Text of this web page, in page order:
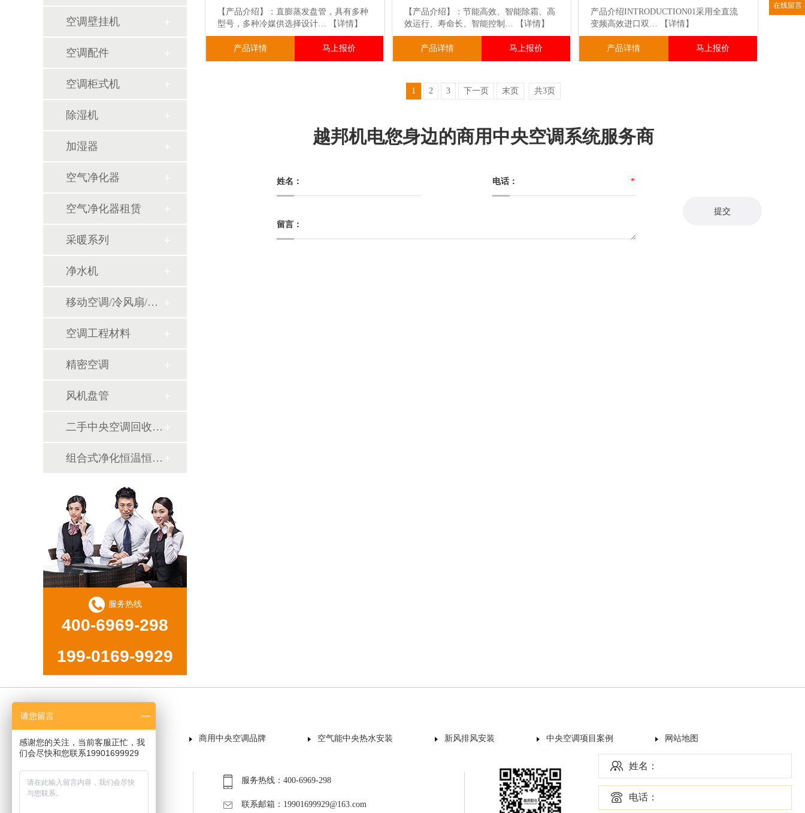
空调壁挂机
空调配件
空调柜式机
除湿机
加湿器
空气净化器
空气净化器租赁
采暖系列
净水机
移动空调/冷风扇/风幕机
空调工程材料
精密空调
风机盘管
二手中央空调回收销售
组合式净化恒温恒湿机
服务热线
400-6969-298
199-0169-9929
【产品介绍】：直膨蒸发盘管，具有多种
型号，多种冷媒供选择设计…
【详情】
产品详情 马上报价
【产品介绍】：节能高效、智能除霜、高
效运行、寿命长、智能控制…
【详情】
产品详情 马上报价
产品介绍INTRODUCTION01采用全直流
变频高效进口双…
【详情】
产品详情 马上报价
1 2 3 下一页 末页 共3页
越邦机电您身边的商用中央空调系统服务商
姓名： 电话： *
留言：
首页 商用中央空调品牌 空气能中央热水安装 新风排风安装 中央空调项目案例 网站地图
服务热线：400-6969-298
联系邮箱：19901699929@163.com
姓名：
电话：
在线留言
请您留言
感谢您的关注，当前客服正忙，我
们会尽快和您联系19901699929